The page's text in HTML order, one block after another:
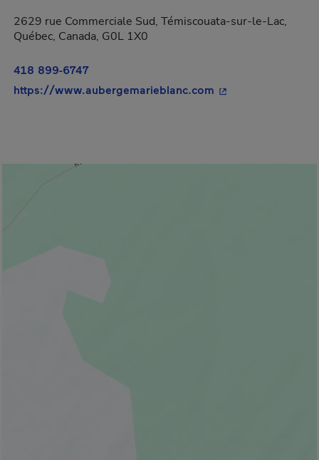
2629 rue Commerciale Sud, Témiscouata-sur-le-Lac,
Québec, Canada, G0L 1X0
418 899-6747
https://www.aubergemarieblanc.com - Cet hyperlien